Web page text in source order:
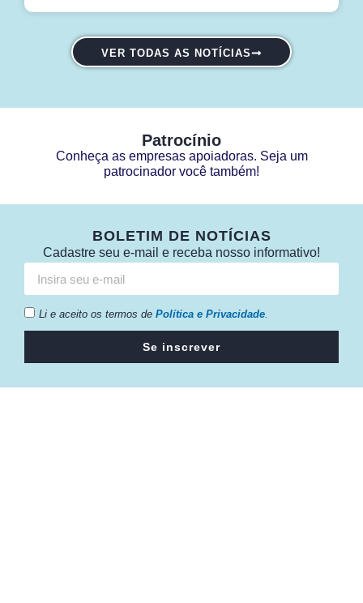
VER TODAS AS NOTÍCIAS
Patrocínio
Conheça as empresas apoiadoras. Seja um
patrocinador você também!
BOLETIM DE NOTÍCIAS
Cadastre seu e-mail e receba nosso informativo!
Li e aceito os termos de Política e Privacidade.
Se inscrever